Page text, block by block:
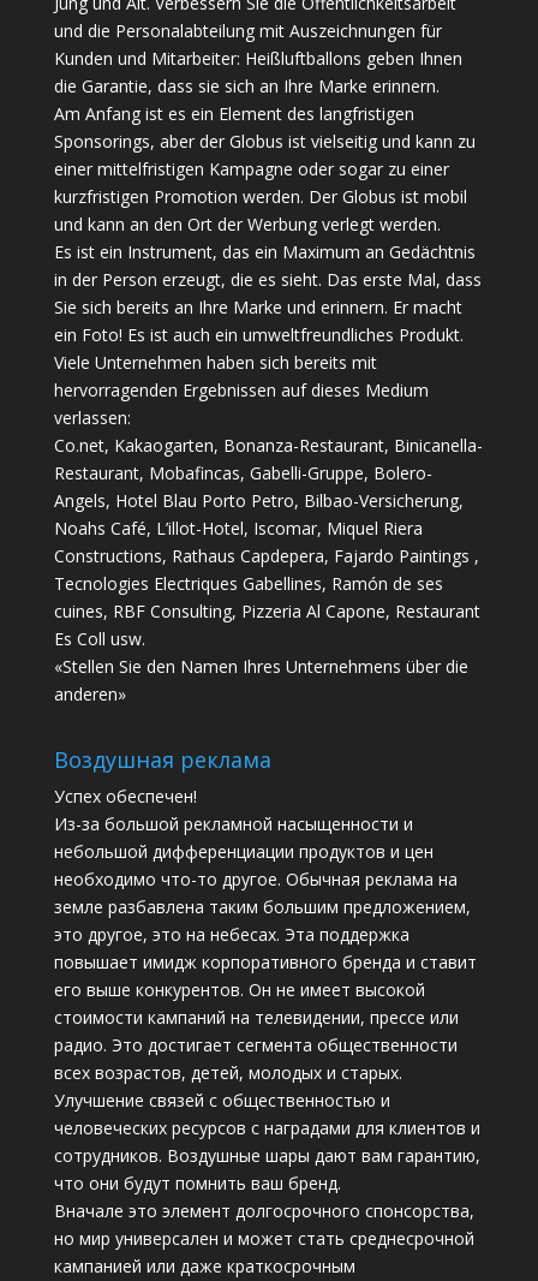
und die Personalabteilung mit Auszeichnungen für
Kunden und Mitarbeiter: Heißluftballons geben Ihnen
die Garantie, dass sie sich an Ihre Marke erinnern.
Am Anfang ist es ein Element des langfristigen
Sponsorings, aber der Globus ist vielseitig und kann zu
einer mittelfristigen Kampagne oder sogar zu einer
kurzfristigen Promotion werden. Der Globus ist mobil
und kann an den Ort der Werbung verlegt werden.
Es ist ein Instrument, das ein Maximum an Gedächtnis
in der Person erzeugt, die es sieht. Das erste Mal, dass
Sie sich bereits an Ihre Marke und erinnern. Er macht
ein Foto! Es ist auch ein umweltfreundliches Produkt.
Viele Unternehmen haben sich bereits mit
hervorragenden Ergebnissen auf dieses Medium
verlassen:
Co.net, Kakaogarten, Bonanza-Restaurant, Binicanella-
Restaurant, Mobafincas, Gabelli-Gruppe, Bolero-
Angels, Hotel Blau Porto Petro, Bilbao-Versicherung,
Noahs Café, L’illot-Hotel, Iscomar, Miquel Riera
Constructions, Rathaus Capdepera, Fajardo Paintings ,
Tecnologies Electriques Gabellines, Ramón de ses
cuines, RBF Consulting, Pizzeria Al Capone, Restaurant
Es Coll usw.
«Stellen Sie den Namen Ihres Unternehmens über die
anderen»
Воздушная реклама
Успех обеспечен!
Из-за большой рекламной насыщенности и
небольшой дифференциации продуктов и цен
необходимо что-то другое. Обычная реклама на
земле разбавлена ​​таким большим предложением,
это другое, это на небесах. Эта поддержка
повышает имидж корпоративного бренда и ставит
его выше конкурентов. Он не имеет высокой
стоимости кампаний на телевидении, прессе или
радио. Это достигает сегмента общественности
всех возрастов, детей, молодых и старых.
Улучшение связей с общественностью и
человеческих ресурсов с наградами для клиентов и
сотрудников. Воздушные шары дают вам гарантию,
что они будут помнить ваш бренд.
Вначале это элемент долгосрочного спонсорства,
но мир универсален и может стать среднесрочной
кампанией или даже краткосрочным